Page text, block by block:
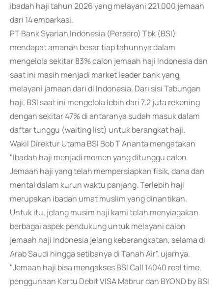
ibadah haji tahun 2026 yang melayani 221.000 jemaah
dari 14 embarkasi.
PT Bank Syariah Indonesia (Persero) Tbk (BSI)
mendapat amanah besar tiap tahunnya dalam
mengelola sekitar 83% calon jemaah haji Indonesia dan
saat ini masih menjadi market leader bank yang
melayani jamaah dari di Indonesia. Dari sisi Tabungan
haji, BSI saat ini mengelola lebih dari 7,2 juta rekening
dengan sekitar 47% di antaranya sudah masuk dalam
daftar tunggu (waiting list) untuk berangkat haji.
Wakil Direktur Utama BSI Bob T Ananta mengatakan
"Ibadah haji menjadi momen yang ditunggu calon
Jemaah haji yang telah mempersiapkan fisik, dana dan
mental dalam kurun waktu panjang. Terlebih haji
merupakan ibadah umat muslim yang dinantikan.
Untuk itu, jelang musim haji kami telah menyiagakan
berbagai aspek pendukung untuk melayani calon
jemaah haji Indonesia jelang keberangkatan, selama di
Arab Saudi hingga setibanya di Tanah Air", ujarnya.
"Jemaah haji bisa mengakses BSI Call 14040 real time,
penggunaan Kartu Debit VISA Mabrur dan BYOND by BSI